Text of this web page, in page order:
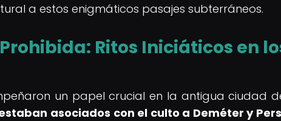
a estos enigmáticos pasajes subterráneos.
Ritos Iniciáticos en
un papel crucial en la antigua ciudad
asociados con el culto a Deméter y